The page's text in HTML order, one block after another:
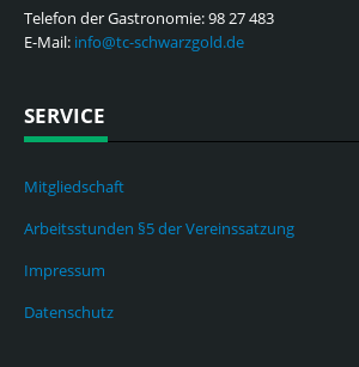
Telefon der Gastronomie: 98 27 483
E-Mail: info@tc-schwarzgold.de
SERVICE
Mitgliedschaft
Arbeitsstunden §5 der Vereinssatzung
Impressum
Datenschutz